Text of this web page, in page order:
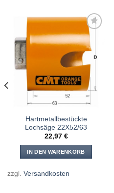
Meine
Sägen
hinzufügen
Hartmetallbestückte
Lochsäge 22X52/63
22,97 €
IN DEN WARENKORB
zzgl. Versandkosten